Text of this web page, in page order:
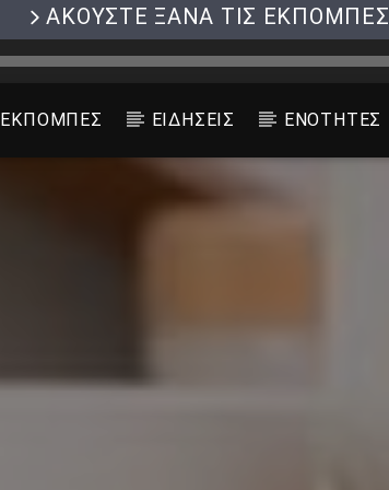
ΑΚΟΥΣΤΕ ΞΑΝΑ ΤΙΣ ΕΚΠΟΜΠΕΣ
ΕΚΠΟΜΠΕΣ ΕΙΔΗΣΕΙΣ ΕΝΟΤΗΤΕΣ